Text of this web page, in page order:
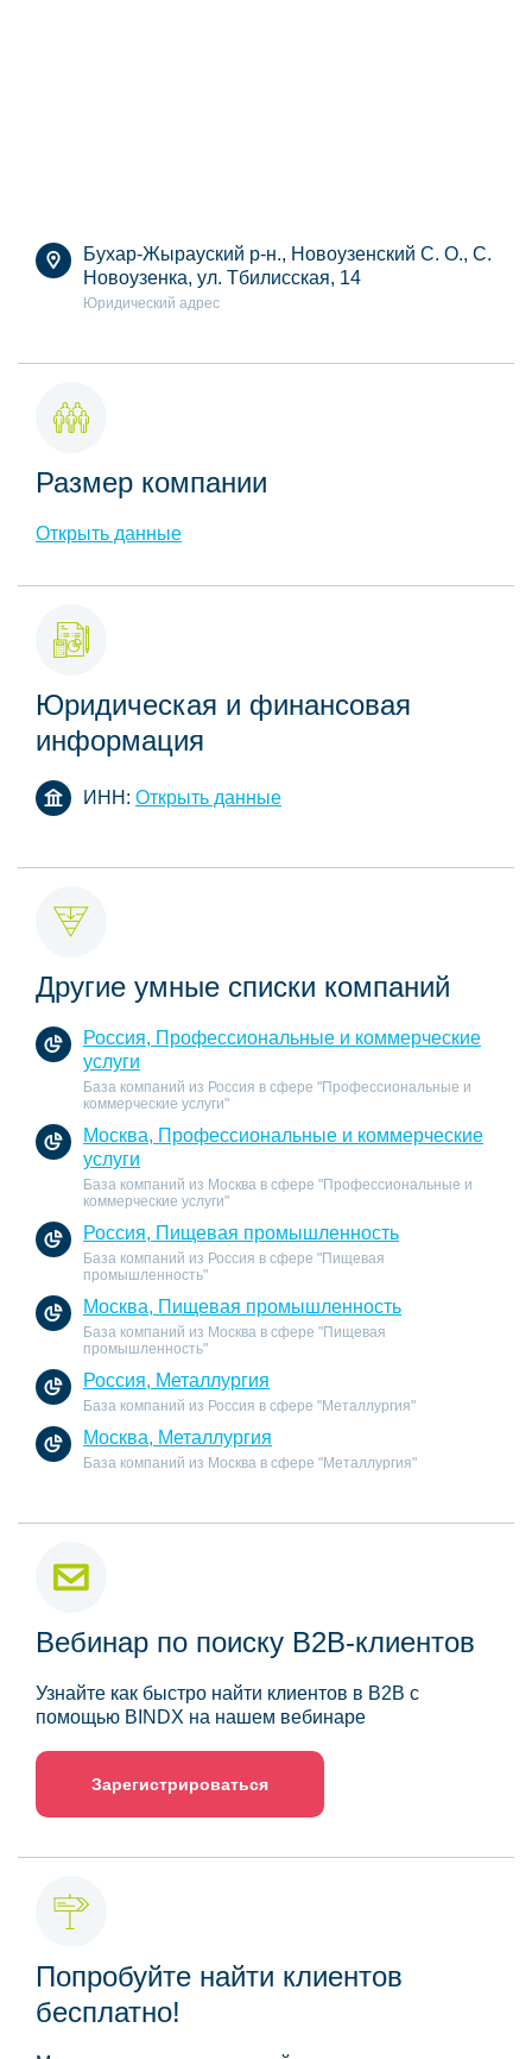
Бухар-Жырауский р-н., Новоузенский С. О., С.
Новоузенка, ул. Тбилисская, 14
Юридический адрес
Размер компании
Открыть данные
Юридическая и финансовая
информация
ИНН: Открыть данные
Другие умные списки компаний
Россия, Профессиональные и коммерческие
услуги
База компаний из Россия в сфере "Профессиональные и
коммерческие услуги"
Москва, Профессиональные и коммерческие
услуги
База компаний из Москва в сфере "Профессиональные и
коммерческие услуги"
Россия, Пищевая промышленность
База компаний из Россия в сфере "Пищевая
промышленность"
Москва, Пищевая промышленность
База компаний из Москва в сфере "Пищевая
промышленность"
Россия, Металлургия
База компаний из Россия в сфере "Металлургия"
Москва, Металлургия
База компаний из Москва в сфере "Металлургия"
Вебинар по поиску B2B-клиентов
Узнайте как быстро найти клиентов в B2B с
помощью BINDX на нашем вебинаре
Зарегистрироваться
Попробуйте найти клиентов
бесплатно!